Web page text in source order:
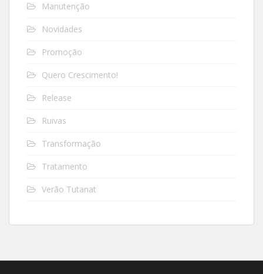
Manutenção
Novidades
Promoção
Quero Crescimento!
Release
Ruivas
Transformação
Tratamento
Verão Tutanat